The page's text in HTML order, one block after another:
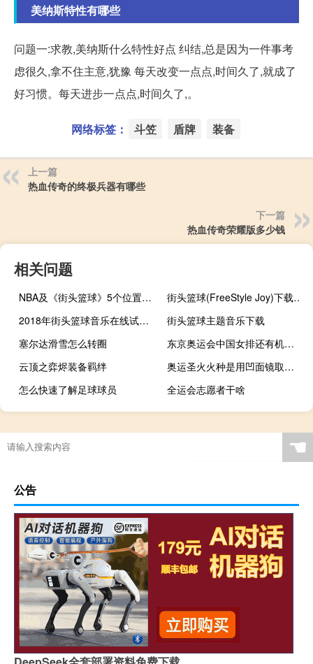
美纳斯特性有哪些
问题一:求教,美纳斯什么特性好点 纠结,总是因为一件事考
虑很久,拿不住主意,犹豫 每天改变一点点,时间久了,就成了
好习惯。每天进步一点点,时间久了,。
网络标签： 斗笠 盾牌 装备
上一篇
热血传奇的终极兵器有哪些
下一篇
热血传奇荣耀版多少钱
相关问题
NBA及《街头篮球》5个位置的详细介绍
街头篮球(FreeStyle Joy)下载(电脑、安卓和IOS所有版本)
2018年街头篮球音乐在线试听及下载
街头篮球主题音乐下载
塞尔达滑雪怎么转圈
东京奥运会中国女排还有机会吗?
云顶之弈烬装备羁绊
奥运圣火火种是用凹面镜取得的吗
怎么快速了解足球球员
全运会志愿者干啥
哪一位是现代奥运之父
高铁能带滑雪板吗
原神被迫单人怎么出去
nba1号有哪些明星 ☚
公告